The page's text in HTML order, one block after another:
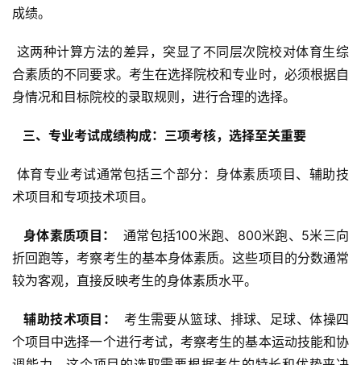
成绩。
合素质的不同要求。考生在选择院校和专业时，必须根据自
身情况和目标院校的录取规则，进行合理的选择。
  三、专业考试成绩构成：三项考核，选择至关重要
术项目和专项技术项目。
  身体素质项目：
通常包括100米跑、800米跑、5米三向
折回跑等，考察考生的基本身体素质。这些项目的分数通常
较为客观，直接反映考生的身体素质水平。
  辅助技术项目：
考生需要从篮球、排球、足球、体操四
个项目中选择一个进行考试，考察考生的基本运动技能和协